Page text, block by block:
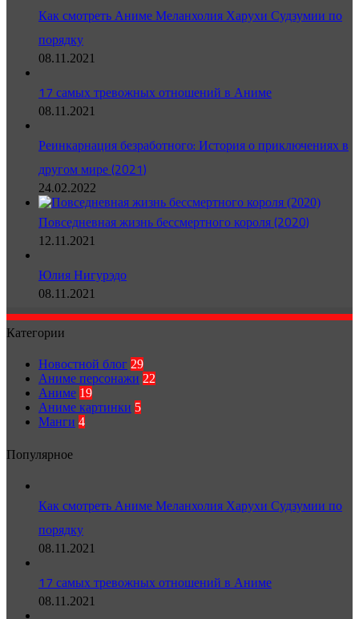
Как смотреть Аниме Меланхолия Харухи Судзумии по
порядку
08.11.2021
17 самых тревожных отношений в Аниме
08.11.2021
Реинкарнация безработного: История о приключениях в
другом мире (2021)
24.02.2022
Повседневная жизнь бессмертного короля (2020)
12.11.2021
Юлия Нигурэдо
08.11.2021
Категории
Новостной блог 29
Аниме персонажи 22
Аниме 19
Аниме картинки 5
Манги 4
Популярное
Как смотреть Аниме Меланхолия Харухи Судзумии по
порядку
08.11.2021
17 самых тревожных отношений в Аниме
08.11.2021